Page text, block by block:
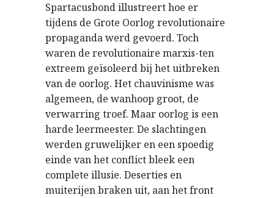
Spartacusbond illustreert hoe er
tijdens de Grote Oorlog revolutionaire
propaganda werd gevoerd. Toch
waren de revolutionaire marxis-ten
extreem geïsoleerd bij het uitbreken
van de oorlog. Het chauvinisme was
algemeen, de wanhoop groot, de
verwarring troef. Maar oorlog is een
harde leermeester. De slachtingen
werden gruwelijker en een spoedig
einde van het conflict bleek een
complete illusie. Deserties en
muiterijen braken uit, aan het front